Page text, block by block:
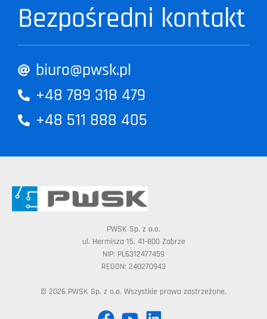
Bezpośredni kontakt
biuro@pwsk.pl
+48 789 318 479
+48 511 888 405
PWSK Sp. z o.o.
ul. Hermisza 15, 41-800 Zabrze
NIP: PL6312477459
REGON: 240270943
© 2026 PWSK Sp. z o.o. Wszystkie prawa zastrzeżone.